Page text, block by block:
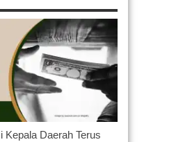
Kepala Daerah Terus